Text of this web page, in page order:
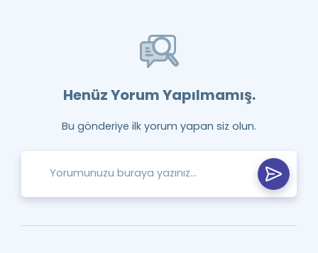
Henüz Yorum Yapılmamış.
Bu gönderiye ilk yorum yapan siz olun.